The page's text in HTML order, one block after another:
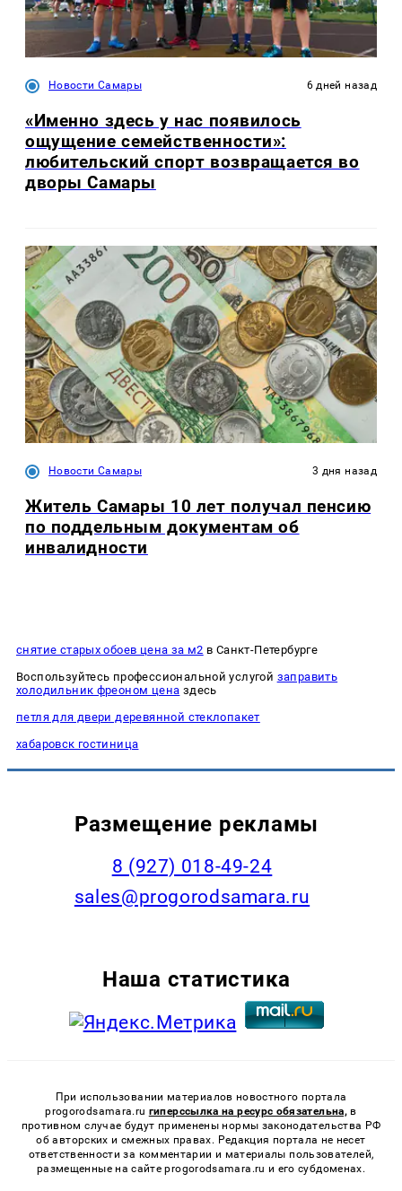
Новости Самары 6 дней назад
«Именно здесь у нас появилось
ощущение семейственности»:
любительский спорт возвращается во
дворы Самары
Новости Самары 3 дня назад
Житель Самары 10 лет получал пенсию
по поддельным документам об
инвалидности
снятие старых обоев цена за м2 в Санкт-Петербурге
Воспользуйтесь профессиональной услугой заправить
холодильник фреоном цена здесь
петля для двери деревянной стеклопакет
хабаровск гостиница
Размещение рекламы
8 (927) 018-49-24
sales@progorodsamara.ru
Наша статистика
При использовании материалов новостного портала
progorodsamara.ru гиперссылка на ресурс обязательна, в
противном случае будут применены нормы законодательства РФ
об авторских и смежных правах. Редакция портала не несет
ответственности за комментарии и материалы пользователей,
размещенные на сайте progorodsamara.ru и его субдоменах.